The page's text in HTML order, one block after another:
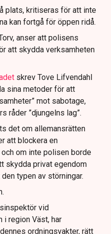
när det gäller
och gränser.
plats, kritiseras för att inte
kan fortgå för öppen ridå.
anser att polisens
att skydda verksamheten
skrev Tove Lifvendahl
sina metoder för att
mot sabotage,
råder ”djungelns lag”.
det om allemansrätten
att blockera en
om inte polisen borde
skydda privat egendom
typen av störningar.
vid
i region Väst, har
ordningsvakter, rätt